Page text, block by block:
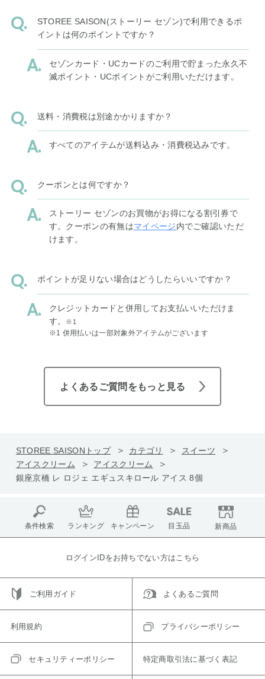
STOREE SAISON(ストーリー セゾン)で利用できるポ
イントは何のポイントですか？
セゾンカード・UCカードのご利用で貯まった永久不
滅ポイント・UCポイントがご利用いただけます。
送料・消費税は別途かかりますか？
すべてのアイテムが送料込み・消費税込みです。
クーポンとは何ですか？
ストーリー セゾンのお買物がお得になる割引券で
す。クーポンの有無はマイページ内でご確認いただ
けます。
ポイントが足りない場合はどうしたらいいですか？
クレジットカードと併用してお支払いいただけま
す。
※1
※1 併用払いは一部対象外アイテムがございます
よくあるご質問をもっと見る
STOREE SAISONトップ カテゴリ
スイーツ
アイスクリーム
アイスクリーム
銀座京橋 レ ロジェ エギュスキロール アイス 8個
条件検索 ランキング キャンペーン 目玉品 新商品
ログインIDをお持ちでない方はこちら
ご利用ガイド よくあるご質問
利用規約 プライバシーポリシー
セキュリティーポリシー 特定商取引法に基づく表記